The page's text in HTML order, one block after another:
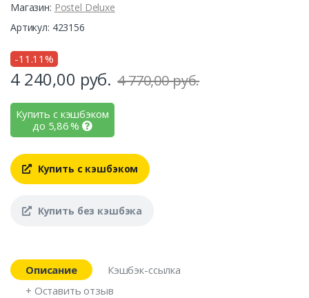
Магазин: Postel Deluxe
Артикул: 423156
-11.11%
4 240,00 руб. 4 770,00 руб.
Купить с кэшбэком
до 5,86%
Купить с кэшбэком
Купить без кэшбэка
Описание
Кэшбэк-ссылка
+ Оставить отзыв